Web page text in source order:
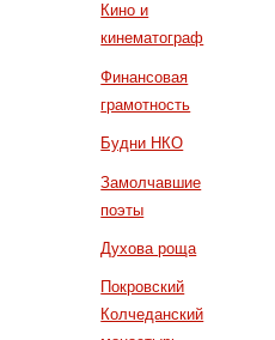
Кино и
кинематограф
Финансовая
грамотность
Будни НКО
Замолчавшие
поэты
Духова роща
Покровский
Колчеданский